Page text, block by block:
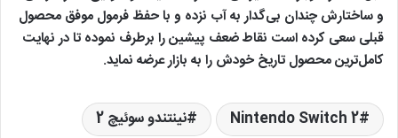
و ساختارش چندان بی‌گدار به آب نزده و با حفظ فرمول موفق محصول
قبلی سعی کرده است نقاط ضعف پیشین را برطرف نموده تا در نهایت
کامل‌ترین محصول تاریخ خودش را به بازار عرضه نماید.
Nintendo Switch 2 نینتندو سوئیچ 2